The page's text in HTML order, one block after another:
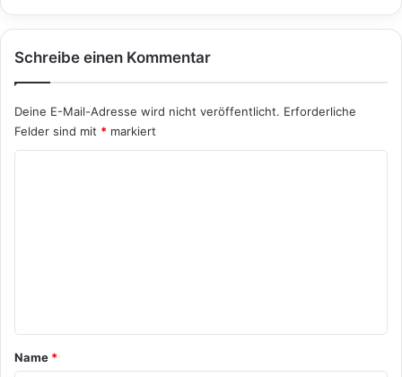
Schreibe einen Kommentar
Deine E-Mail-Adresse wird nicht veröffentlicht. Erforderliche
Felder sind mit * markiert
a
Name *